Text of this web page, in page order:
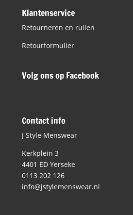
Klantenservice
Retourneren en ruilen
Retourformulier
Volg ons op Facebook
Contact info
J Style Menswear
Kerkplein 3
4401 ED Yerseke
0113 202 126
info@jstylemenswear.nl